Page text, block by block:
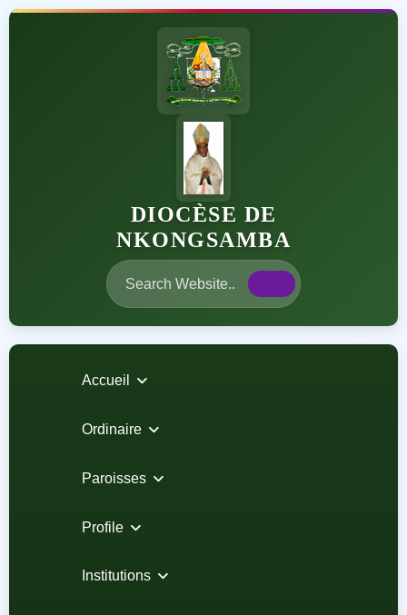
DIOCÈSE DE
NKONGSAMBA
Accueil
Ordinaire
Paroisses
Profile
Institutions